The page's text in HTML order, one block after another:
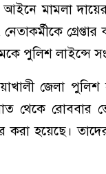
আইনে মামলা
পুলিশ লাইন্সে
জেলা
থেকে রোববার
করা হয়েছে।